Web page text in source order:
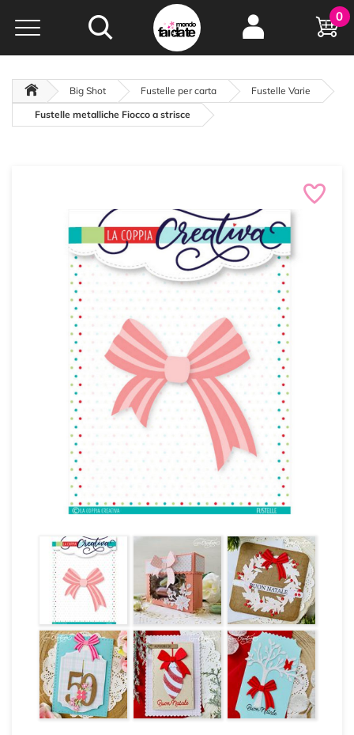
Hobby e
creatività...
oltre 15 anni online
0
Big Shot Fustelle per carta
Fustelle Varie
Fustelle metalliche Fiocco a strisce